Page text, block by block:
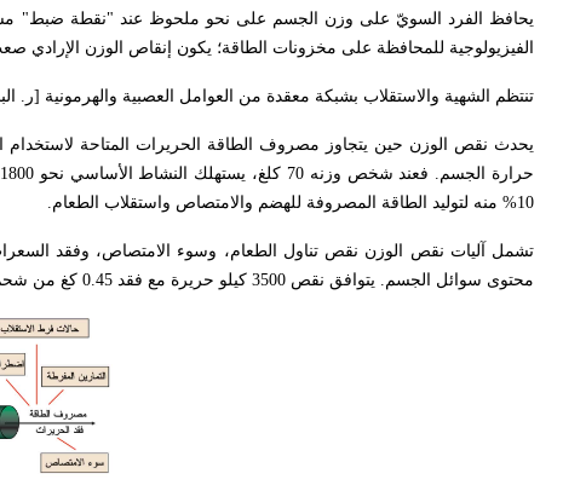
يحافظ الفرد السويّ على وزن الجسم على نحو ملحوظ عند "نقطة ضبط"
الفيزيولوجية للمحافظة على مخزونات الطاقة؛ يكون إنقاص الوزن الإرادي
تنتظم الشهية والاستقلاب بشبكة معقدة من العوامل العصبية والهرمونية [ر.
يحدث نقص الوزن حين يتجاوز مصروف الطاقة الحريرات المتاحة لاستخدام
10% منه لتوليد الطاقة المصروفة للهضم والامتصاص واستقلاب الطعام.
محتوى سوائل الجسم. يتوافق نقص 3500 كيلو حريرة مع فقد 0.45 كغ من شحم الجسم. ويعكس نقص الوزن الذي يستمر خلال أسابيع أو أشهر فقد كتلة النسيج.